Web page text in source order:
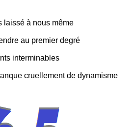
laissé à nous même
au premier degré
interminables
cruellement de dynamisme